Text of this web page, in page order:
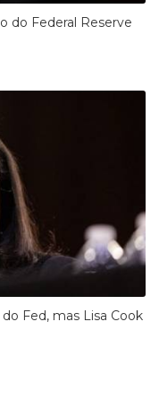
do Federal Reserve
Fed, mas Lisa Cook